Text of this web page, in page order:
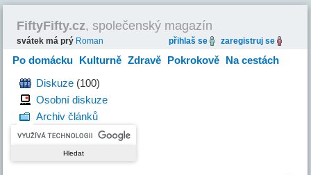
FiftyFifty.cz, společenský magazín
svátek má prý Roman přihlaš se zaregistruj se
Po domácku Kulturně Zdravě Pokrokově Na cestách
HravěDiskuze (100)
Osobní diskuze
Archiv článků